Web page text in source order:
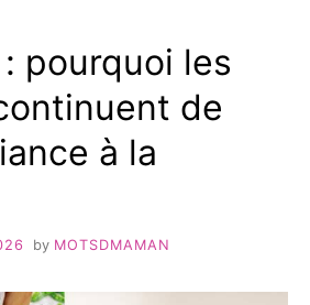
pourquoi les
de
à la
by MOTSDMAMAN